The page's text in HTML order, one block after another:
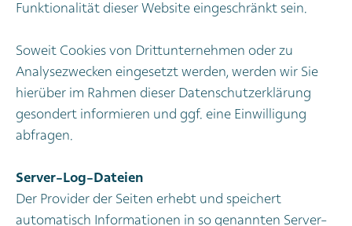
Funktionalität dieser Website eingeschränkt sein.
Soweit Cookies von Drittunternehmen oder zu
Analysezwecken eingesetzt werden, werden wir Sie
hierüber im Rahmen dieser Datenschutzerklärung
gesondert informieren und ggf. eine Einwilligung
abfragen.
Server-Log-Dateien
Der Provider der Seiten erhebt und speichert
automatisch Informationen in so genannten Server-